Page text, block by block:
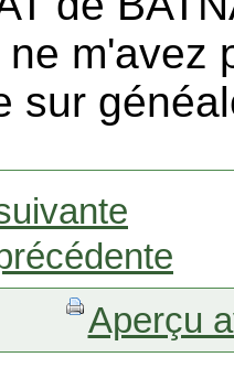
m'avez
sur
Aperçu